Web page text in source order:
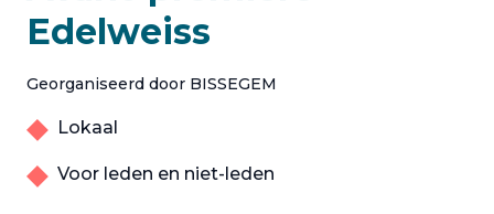
Edelweiss
Georganiseerd door BISSEGEM
Lokaal
Voor leden en niet-leden